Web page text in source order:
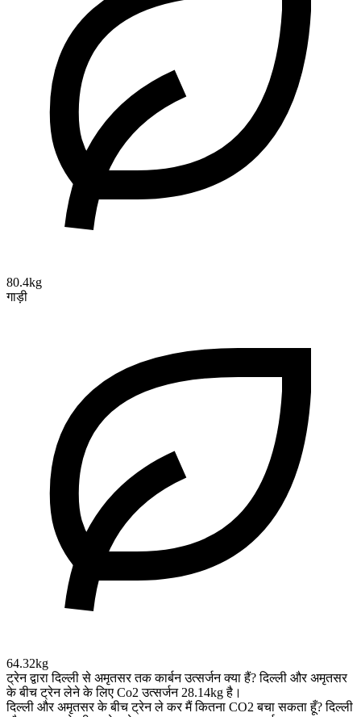
80.4kg
गाड़ी
64.32kg
ट्रेन द्वारा दिल्ली से अमृतसर तक कार्बन उत्सर्जन क्या हैं? दिल्ली और अमृतसर
के बीच ट्रेन लेने के लिए Co2 उत्सर्जन 28.14kg है।
दिल्ली और अमृतसर के बीच ट्रेन ले कर मैं कितना CO2 बचा सकता हूँ? दिल्ली